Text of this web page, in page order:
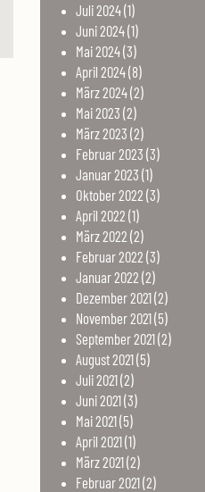
Juli2024(1)
Juni2024(1)
Mai2024(3)
April 2024(8)
März2024(2)
Mai2023 (2)
März2023 (2)
Februar2023 (3)
Januar2023 (1)
Oktober2022 (3)
April 2022 (1)
März2022 (2)
Februar2022 (3)
Januar2022 (2)
Dezember2021(2)
November2021(5)
September2021(2)
August2021(5)
Juli2021(2)
Juni2021(3)
Mai2021(5)
April 2021(1)
März2021(2)
Februar2021(2)